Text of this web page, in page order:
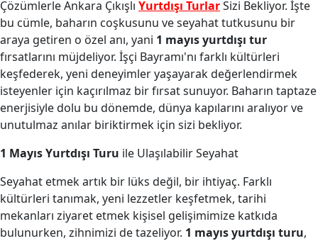
Çözümlerle Ankara Çıkışlı Yurtdışı TurlarSizi Bekliyor. İşte
bu cümle, baharın coşkusunu ve seyahat tutkusunu bir
araya getiren o özel anı, yani 1 mayıs yurtdışı tur
fırsatlarını müjdeliyor. İşçi Bayramı'nı farklı kültürleri
keşfederek, yeni deneyimler yaşayarak değerlendirmek
isteyenler için kaçırılmaz bir fırsat sunuyor. Baharın taptaze
enerjisiyle dolu bu dönemde, dünya kapılarını aralıyor ve
unutulmaz anılar biriktirmek için sizi bekliyor.
1 Mayıs Yurtdışı Turu ile Ulaşılabilir Seyahat
Seyahat etmek artık bir lüks değil, bir ihtiyaç. Farklı
kültürleri tanımak, yeni lezzetler keşfetmek, tarihi
mekanları ziyaret etmek kişisel gelişimimize katkıda
bulunurken, zihnimizi de tazeliyor. 1 mayıs yurtdışı turu,